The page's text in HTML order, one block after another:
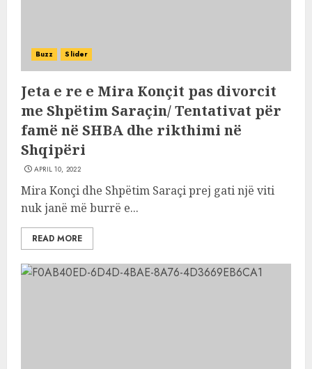
Buzz Slider
Jeta e re e Mira Konçit pas divorcit
me Shpëtim Saraçin/ Tentativat për
famë në SHBA dhe rikthimi në
Shqipëri
APRIL 10, 2022
Mira Konçi dhe Shpëtim Saraçi prej gati një viti
nuk janë më burrë e...
READ MORE